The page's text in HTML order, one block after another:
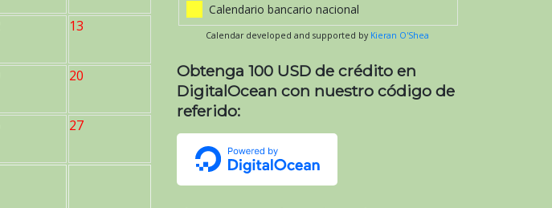
13
20
27
Calendario bancario nacional
Calendar developed and supported by Kieran O'Shea
Obtenga 100 USD de crédito en
DigitalOcean con nuestro código de
referido: